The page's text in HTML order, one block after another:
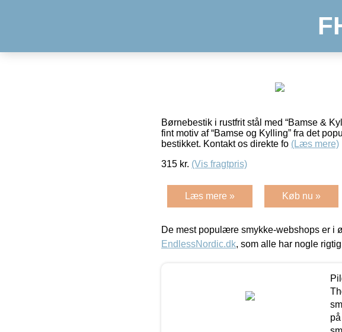
Børnebestik i rustfrit stål med “Bamse &
fint motiv af “Bamse og Kylling” fra det
bestikket. Kontakt os direkte fo (Læs mere)
315 kr. (Vis fragtpris)
Læs mere » Køb nu »
De mest populære smykke-webshops er i
EndlessNordic.dk, som alle har nogle